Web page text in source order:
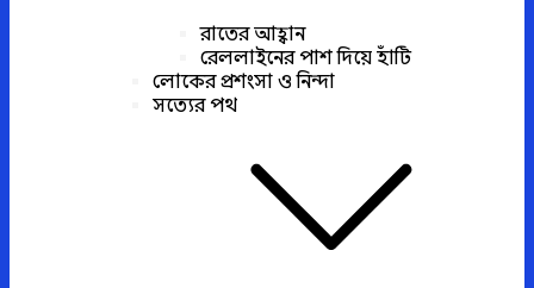
রাতের আহ্বান
রেললাইনের পাশ দিয়ে হাঁটি
লোকের প্রশংসা ও নিন্দা
সত্যের পথ